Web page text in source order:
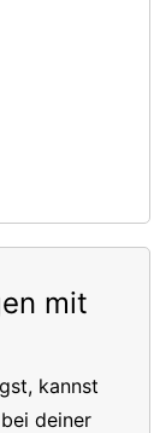
mit
kannst
deiner